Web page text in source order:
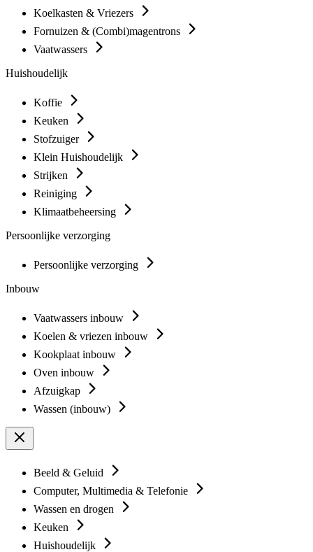
Koelkasten & Vriezers
Fornuizen & (Combi)magentrons
Vaatwassers
Huishoudelijk
Koffie
Keuken
Stofzuiger
Klein Huishoudelijk
Strijken
Reiniging
Klimaatbeheersing
Persoonlijke verzorging
Persoonlijke verzorging
Inbouw
Vaatwassers inbouw
Koelen & vriezen inbouw
Kookplaat inbouw
Oven inbouw
Afzuigkap
Wassen (inbouw)
Beeld & Geluid
Computer, Multimedia & Telefonie
Wassen en drogen
Keuken
Huishoudelijk